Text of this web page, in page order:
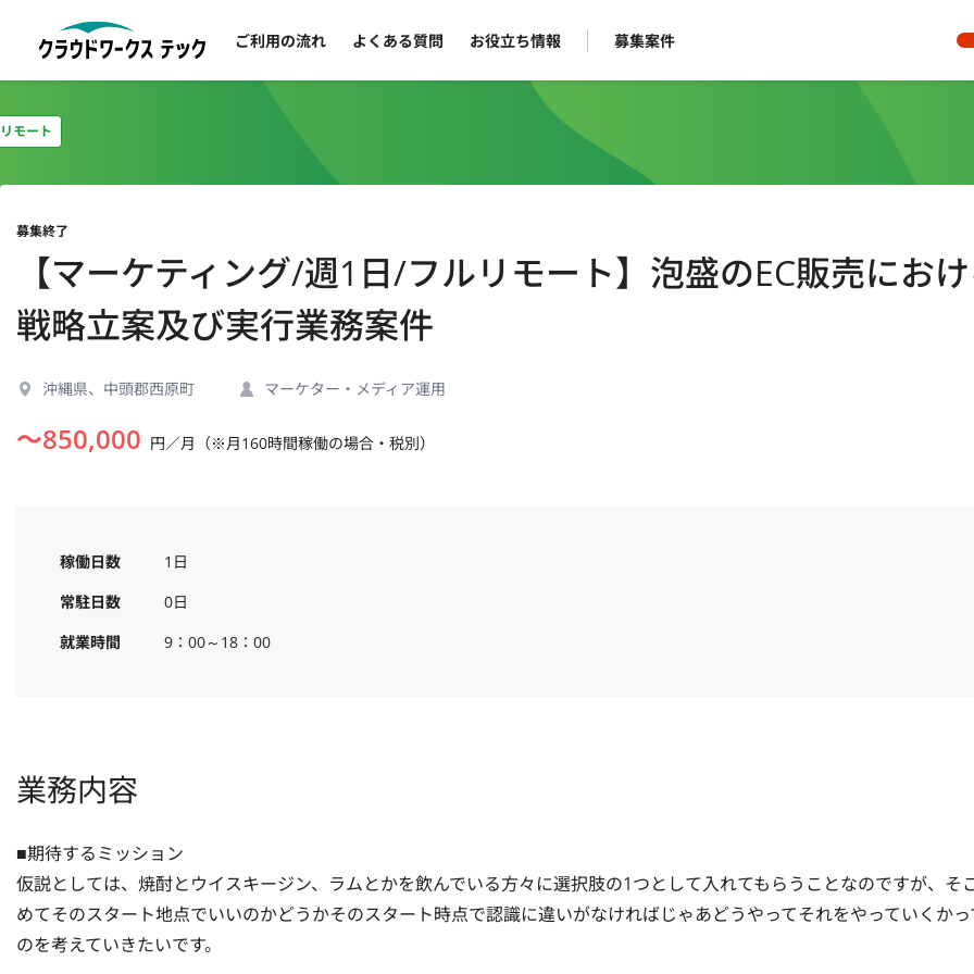
ご利用の流れ よくある質問 お役立ち情報 募集案件
モート
募集終了
【マーケティング/週1日/フルリモート】泡盛のEC販売にお
戦略立案及び実行業務案件
沖縄県、中頭郡西原町 マーケター・メディア運用
〜850,000 円／月（※月160時間稼働の場合・税別）
稼働日数
1日
常駐日数
0日
就業時間
9：00～18：00
業務内容
■期待するミッション
仮説としては、焼酎とウイスキージン、ラムとかを飲んでいる方々に選択肢の1つとして入れてもらうことなのですが、そ
めてそのスタート地点でいいのかどうかそのスタート時点で認識に違いがなければじゃあどうやってそれをやっていくかっ
のを考えていきたいです。